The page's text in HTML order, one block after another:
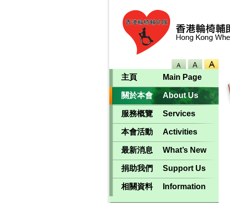
主頁 Main Page
關於本會 About Us
服務概覽 Services
本會活動 Activities
最新消息 What’s New
捐助我們 Support Us
相關資料 Information